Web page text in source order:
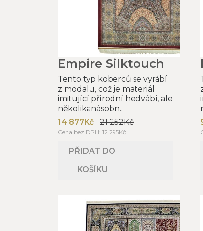
Empire Silktouch
Tento typ koberců se vyrábí
z modalu, což je materiál
imitující přírodní hedvábí, ale
několikanásobn..
14 877Kč
21 252Kč
Cena bez DPH: 12 295Kč
PŘIDAT DO
KOŠÍKU